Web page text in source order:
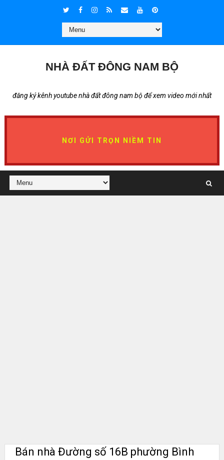
NHÀ ĐẤT ĐÔNG NAM BỘ
đăng ký kênh youtube nhà đất đông nam bộ để xem video mới nhất
NƠI GỬI TRỌN NIỀM TIN
Bán nhà Đường số 16B phường Bình